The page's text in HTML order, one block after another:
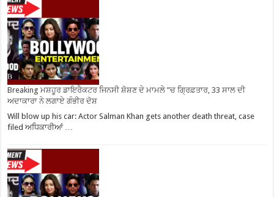
Breaking ਮਸ਼ਹੂਰ ਡਾਇਰੈਕਟਰ ਜਿਨਸੀ ਸ਼ੋਸ਼ਣ ਦੇ ਮਾਮਲੇ ”ਚ ਗ੍ਰਿਫ਼ਤਾਰ, 33 ਸਾਲ ਦੀ
ਅਦਾਕਾਰਾ ਨੇ ਲਗਾਏ ਗੰਭੀਰ ਦੋਸ਼
Will blow up his car: Actor Salman Khan gets another death threat, case
filed ਅਧਿਕਾਰੀਆਂ …